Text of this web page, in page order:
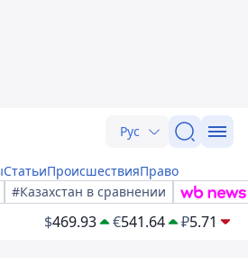
Рус
СтатьиПроисшествияПраво
#Казахстан в сравнении
$469.93 €541.64 ₽5.71